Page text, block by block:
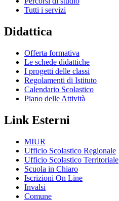
Tutti i servizi
Didattica
Offerta formativa
Le schede didattiche
I progetti delle classi
Regolamenti di Istituto
Calendario Scolastico
Piano delle Attività
Link Esterni
MIUR
Ufficio Scolastico Regionale
Ufficio Scolastico Territoriale
Scuola in Chiaro
Iscrizioni On Line
Invalsi
Comune